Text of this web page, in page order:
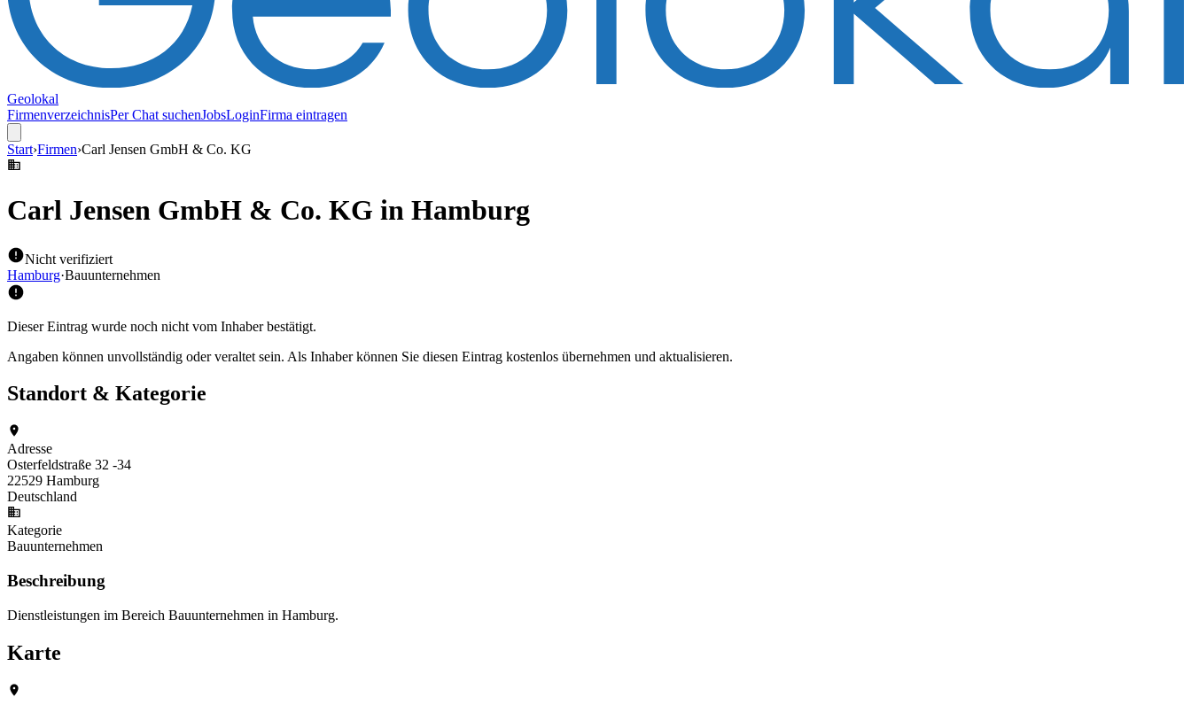
Geolokal
FirmenverzeichnisPer Chat suchenJobsLoginFirma eintragen
Start›Firmen›Carl Jensen GmbH & Co. KG
Carl Jensen GmbH & Co. KG in Hamburg
Nicht verifiziert
Hamburg·Bauunternehmen
Dieser Eintrag wurde noch nicht vom Inhaber bestätigt.
Angaben können unvollständig oder veraltet sein. Als Inhaber können Sie diesen Eintrag kostenlos übernehmen und aktualisieren.
Standort & Kategorie
Adresse
Osterfeldstraße 32 -34
22529 Hamburg
Deutschland
Kategorie
Bauunternehmen
Beschreibung
Dienstleistungen im Bereich Bauunternehmen in Hamburg.
Karte